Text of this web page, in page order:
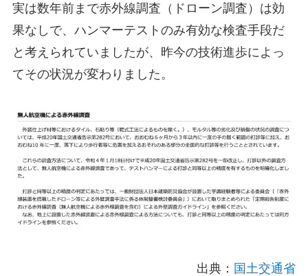
実は数年前まで赤外線調査（ドローン調査）は効
果なしで、ハンマーテストのみ有効な検査手段だ
と考えられていましたが、昨今の技術進歩によっ
てその状況が変わりました。
出典： 国土交通省